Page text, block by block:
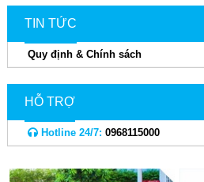
TIN TỨC
Quy định & Chính sách
HỖ TRỢ
Hotline 24/7: 0968115000